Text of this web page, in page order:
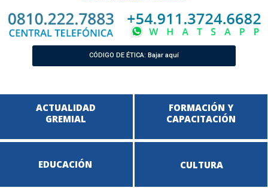
CÓDIGO DE ÉTICA: Bajar aquí
ACTUALIDAD
GREMIAL
EDUCACIÓN CULTURA
FORMACIÓN Y
CAPACITACIÓN